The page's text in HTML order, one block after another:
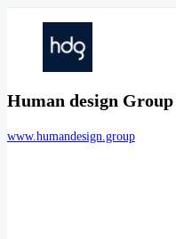
Human design Group
www.humandesign.group